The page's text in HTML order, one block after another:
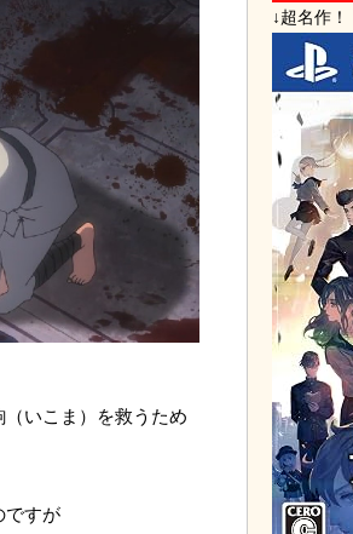
いこま）を救うため
ですが
↓超名作！